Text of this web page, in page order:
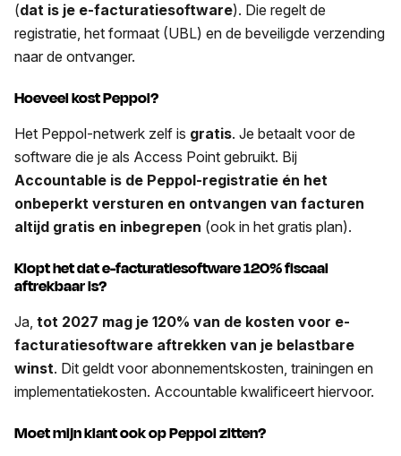
(dat is je e-facturatiesoftware). Die regelt de
registratie, het formaat (UBL) en de beveiligde verzending
naar de ontvanger.
Hoeveel kost Peppol?
Het Peppol-netwerk zelf is gratis. Je betaalt voor de
software die je als Access Point gebruikt. Bij
Accountable is de Peppol-registratie én het
onbeperkt versturen en ontvangen van facturen
altijd gratis en inbegrepen (ook in het gratis plan).
Klopt het dat e-facturatiesoftware 120% fiscaal
aftrekbaar is?
Ja, tot 2027 mag je 120% van de kosten voor e-
facturatiesoftware aftrekken van je belastbare
winst. Dit geldt voor abonnementskosten, trainingen en
implementatiekosten. Accountable kwalificeert hiervoor.
Moet mijn klant ook op Peppol zitten?